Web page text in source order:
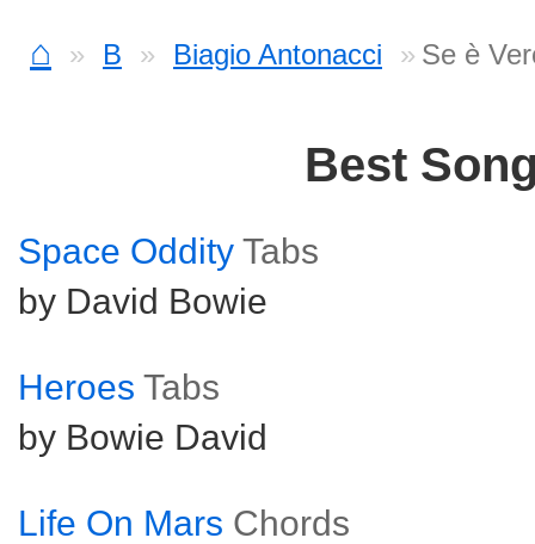
⌂ B Biagio Antonacci Se è
Best
Space Oddity Tabs
by David Bowie
Heroes Tabs
by Bowie David
Life On Mars Chords